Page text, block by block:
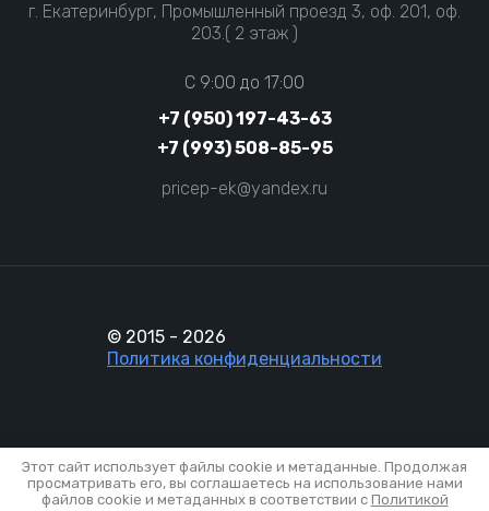
г. Екатеринбург, Промышленный проезд 3, оф. 201, оф.
203.( 2 этаж )
C 9:00 до 17:00
+7 (950) 197-43-63
+7 (993) 508-85-95
pricep-ek@yandex.ru
© 2015 - 2026
Политика конфиденциальности
Этот сайт использует файлы cookie и метаданные. Продолжая
просматривать его, вы соглашаетесь на использование нами
файлов cookie и метаданных в соответствии с Политикой